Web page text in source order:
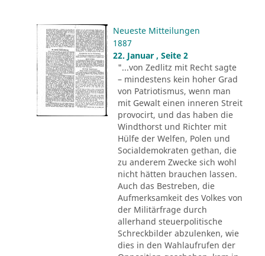
Neueste Mitteilungen
1887
22. Januar , Seite 2
"...von Zedlitz mit Recht sagte
– mindestens kein hoher Grad
von Patriotismus, wenn man
mit Gewalt einen inneren Streit
provocirt, und das haben die
Windthorst und Richter mit
Hülfe der Welfen, Polen und
Socialdemokraten gethan, die
zu anderem Zwecke sich wohl
nicht hätten brauchen lassen.
Auch das Bestreben, die
Aufmerksamkeit des Volkes von
der Militärfrage durch
allerhand steuerpolitische
Schreckbilder abzulenken, wie
dies in den Wahlaufrufen der